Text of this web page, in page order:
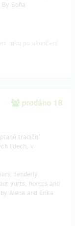
Soňa
prodáno 18
tradiční
lidech, v
tenderly
yurts, horses and
Alena and Erika